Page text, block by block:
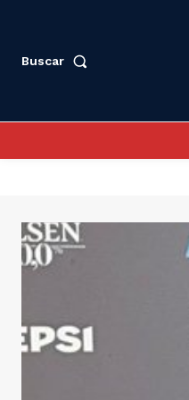
Buscar